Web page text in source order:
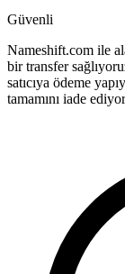
Güvenli
Nameshift.com ile
bir transfer
satıcıya ödeme
tamamını iade